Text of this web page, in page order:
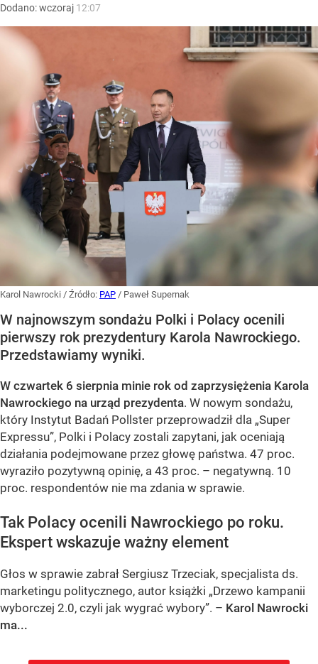
Dodano:wczoraj 12:07
Karol Nawrocki / Źródło: PAP / Paweł Supernak
W najnowszym sondażu Polki i Polacy ocenili
pierwszy rok prezydentury Karola Nawrockiego.
Przedstawiamy wyniki.
W czwartek 6 sierpnia minie rok od zaprzysiężenia Karola
Nawrockiego na urząd prezydenta. W nowym sondażu,
który Instytut Badań Pollster przeprowadził dla „Super
Expressu”, Polki i Polacy zostali zapytani, jak oceniają
działania podejmowane przez głowę państwa. 47 proc.
wyraziło pozytywną opinię, a 43 proc. – negatywną. 10
proc. respondentów nie ma zdania w sprawie.
Tak Polacy ocenili Nawrockiego po roku.
Ekspert wskazuje ważny element
Głos w sprawie zabrał Sergiusz Trzeciak, specjalista ds.
marketingu politycznego, autor książki „Drzewo kampanii
wyborczej 2.0, czyli jak wygrać wybory”. – Karol Nawrocki
ma...